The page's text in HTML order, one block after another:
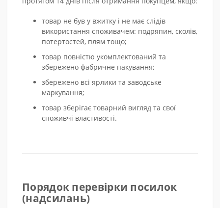
товар не був у вжитку і не має слідів
використання споживачем: подряпин, сколів,
потертостей, плям тощо;
товар повністю укомплектований та
збережено фабричне пакування;
збережено всі ярлики та заводське
маркування;
товар зберігає товарний вигляд та свої
споживчі властивості.
Порядок перевірки посилок
(надсилань)